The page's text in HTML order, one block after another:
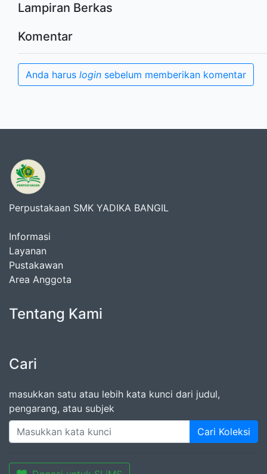
Lampiran Berkas
Komentar
Anda harus login sebelum memberikan komentar
Perpustakaan SMK YADIKA BANGIL
Informasi
Layanan
Pustakawan
Area Anggota
Tentang Kami
Cari
masukkan satu atau lebih kata kunci dari judul,
pengarang, atau subjek
Cari Koleksi